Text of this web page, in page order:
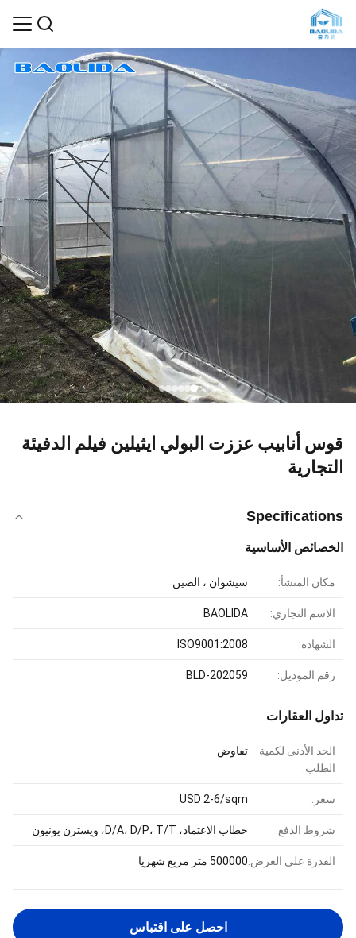
قوس أنابيب عززت البولي ايثيلين فيلم الدفيئة
التجارية
Specifications
الخصائص الأساسية
مكان المنشأ: سيشوان ، الصين
الاسم التجاري: BAOLIDA
الشهادة: ISO9001:2008
رقم الموديل: BLD-202059
تداول العقارات
الحد الأدنى لكمية
الطلب:
تفاوض
سعر: USD 2-6/sqm
شروط الدفع: خطاب الاعتماد، D/A، D/P، T/T، ويسترن يونيون
القدرة على العرض:500000 متر مربع شهريا
احصل على اقتباس